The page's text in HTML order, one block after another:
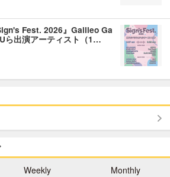
Fest. 2026』Galileo Ga
ら出演アーティスト（1…
Weekly Monthly